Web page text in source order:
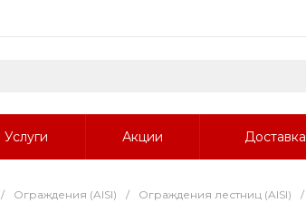
Услуги Акции Доставка
/ Ограждения (AISI) / Ограждения лестниц (AISI) /